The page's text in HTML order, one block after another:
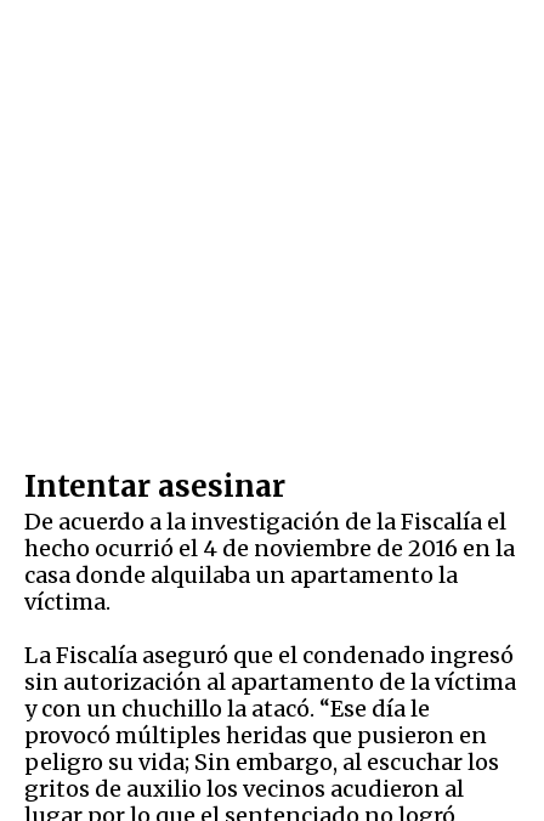
Intentar asesinar
De acuerdo a la investigación de la Fiscalía el
hecho ocurrió el 4 de noviembre de 2016 en la
casa donde alquilaba un apartamento la
víctima.
La Fiscalía aseguró que el condenado ingresó
sin autorización al apartamento de la víctima
y con un chuchillo la atacó. “Ese día le
provocó múltiples heridas que pusieron en
peligro su vida; Sin embargo, al escuchar los
gritos de auxilio los vecinos acudieron al
lugar por lo que el sentenciado no logró